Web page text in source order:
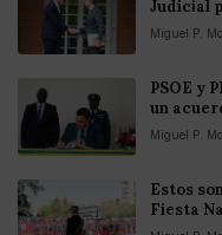
Judicial
Miguel P.
PSOE y
un
Miguel P.
Estos
Fiesta